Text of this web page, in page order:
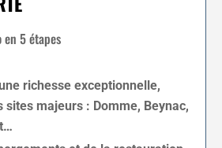
en 5 étapes
richesse exceptionnelle,
sites majeurs : Domme, Beynac,